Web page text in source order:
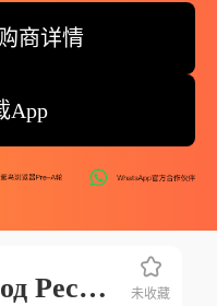
商详情
App
Белорецкий Завод Рессор И Пружин Россия 未收藏